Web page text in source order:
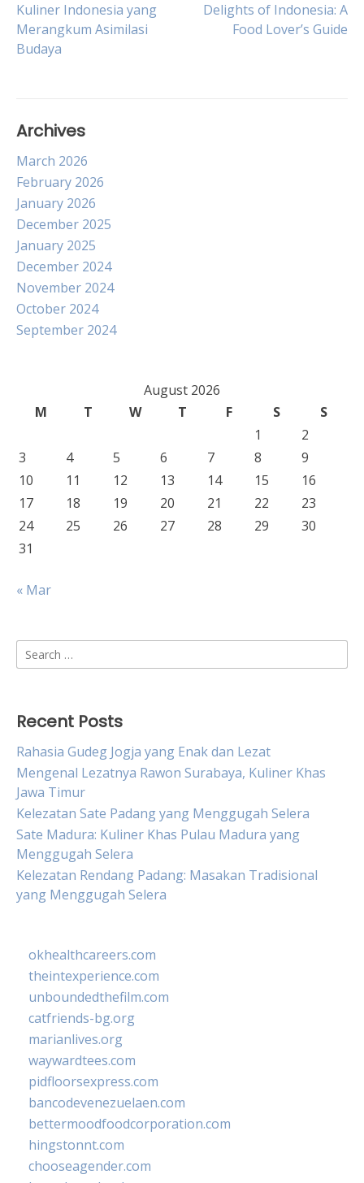
navigation
Kuliner Indonesia yang
Merangkum Asimilasi
Budaya
Delights of Indonesia: A
Food Lover’s Guide
Archives
March 2026
February 2026
January 2026
December 2025
January 2025
December 2024
November 2024
October 2024
September 2024
August 2026
M
T W T F S
S
1
2
3
4 5 6 7 8
9
10
11 12 13 14 15
16
17
18 19 20 21 22
23
24
25 26 27 28 29
30
31
« Mar
Search
for:
Recent Posts
Rahasia Gudeg Jogja yang Enak dan Lezat
Mengenal Lezatnya Rawon Surabaya, Kuliner Khas
Jawa Timur
Kelezatan Sate Padang yang Menggugah Selera
Sate Madura: Kuliner Khas Pulau Madura yang
Menggugah Selera
Kelezatan Rendang Padang: Masakan Tradisional
yang Menggugah Selera
okhealthcareers.com
theintexperience.com
unboundedthefilm.com
catfriends-bg.org
marianlives.org
waywardtees.com
pidfloorsexpress.com
bancodevenezuelaen.com
bettermoodfoodcorporation.com
hingstonnt.com
chooseagender.com